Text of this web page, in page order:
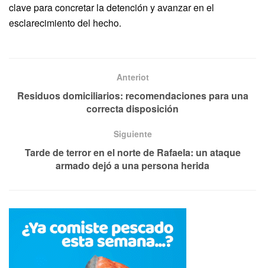
clave para concretar la detención y avanzar en el
esclarecimiento del hecho.
Anteriot
Residuos domiciliarios: recomendaciones para una
correcta disposición
Siguiente
Tarde de terror en el norte de Rafaela: un ataque
armado dejó a una persona herida